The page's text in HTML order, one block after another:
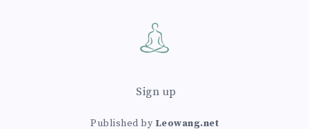
Sign up
Published by Leowang.net